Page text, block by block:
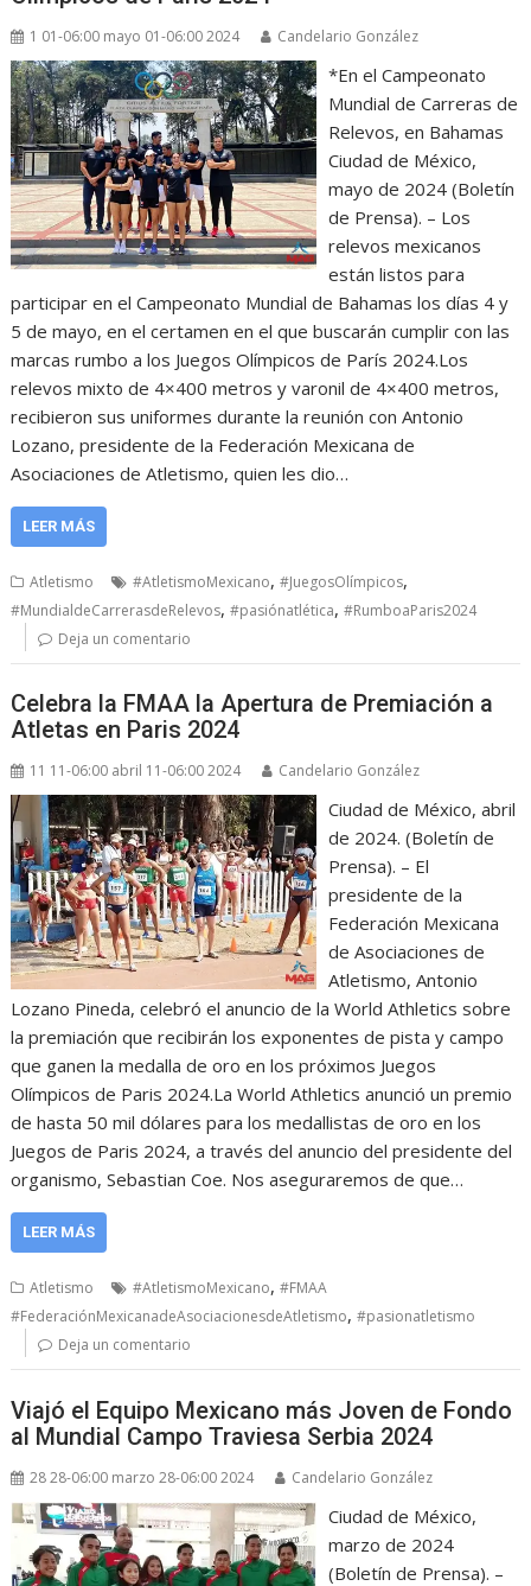
1 01-06:00 mayo 01-06:00 2024 Candelario González
*En el Campeonato
Mundial de Carreras de
Relevos, en Bahamas
Ciudad de México,
mayo de 2024 (Boletín
de Prensa). – Los
relevos mexicanos
están listos para
participar en el Campeonato Mundial de Bahamas los días 4 y
5 de mayo, en el certamen en el que buscarán cumplir con las
marcas rumbo a los Juegos Olímpicos de París 2024.Los
relevos mixto de 4×400 metros y varonil de 4×400 metros,
recibieron sus uniformes durante la reunión con Antonio
Lozano, presidente de la Federación Mexicana de
Asociaciones de Atletismo, quien les dio…
LEER MÁS
Atletismo #AtletismoMexicano,#JuegosOlímpicos,
#MundialdeCarrerasdeRelevos,#pasiónatlética,#RumboaParis2024
Deja un comentario
Celebra la FMAA la Apertura de Premiación a
Atletas en Paris 2024
11 11-06:00 abril 11-06:00 2024 Candelario González
Ciudad de México, abril
de 2024. (Boletín de
Prensa). – El
presidente de la
Federación Mexicana
de Asociaciones de
Atletismo, Antonio
Lozano Pineda, celebró el anuncio de la World Athletics sobre
la premiación que recibirán los exponentes de pista y campo
que ganen la medalla de oro en los próximos Juegos
Olímpicos de Paris 2024.La World Athletics anunció un premio
de hasta 50 mil dólares para los medallistas de oro en los
Juegos de Paris 2024, a través del anuncio del presidente del
organismo, Sebastian Coe. Nos aseguraremos de que…
LEER MÁS
Atletismo #AtletismoMexicano,#FMAA
#FederaciónMexicanadeAsociacionesdeAtletismo,#pasionatletismo
Deja un comentario
Viajó el Equipo Mexicano más Joven de Fondo
al Mundial Campo Traviesa Serbia 2024
28 28-06:00 marzo 28-06:00 2024 Candelario González
Ciudad de México,
marzo de 2024
(Boletín de Prensa). –